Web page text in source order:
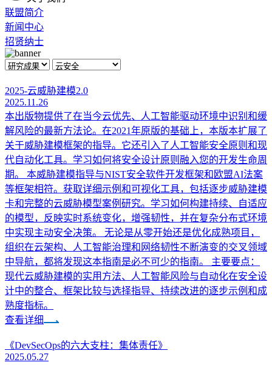
联盟简介
新闻中心
招贤纳士
2025-云威胁建模2.0
2025.11.26
本出版物提供了在当今云优先、人工智能驱动环境中识别和缓
解风险的最新方法论。在2021年原版的基础上，本版本扩展了
关于威胁建模框架的指导。它还引入了人工智能安全原则和现
代自动化工具。学习如何将安全设计原则融入您的开发生命周
期。 本威胁建模指导与NIST安全软件开发框架和欧盟AI法案
等框架相符。获取详细示例和可视化工具，包括逐步威胁建模
卡和完整的云威胁模型案例研究。学习如何构建持续、自适应
的模型，反映实时系统变化，增强韧性，并在复杂分布式环境
中实现主动安全决策。 无论是从零开始还是优化成熟项目，
组织在云架构、人工智能治理和网络韧性不断演变的交叉领域
中导航，都将发现这本指南是必不可少的指南。 主要要点：
现代云威胁建模的实用方法、人工智能风险与自动化在安全设
计中的整合、框架比较与选择指导、持续改进的逐步示例和成
熟度指标。
查看详细
《DevSecOps的六大支柱：集体责任》
2025.05.27